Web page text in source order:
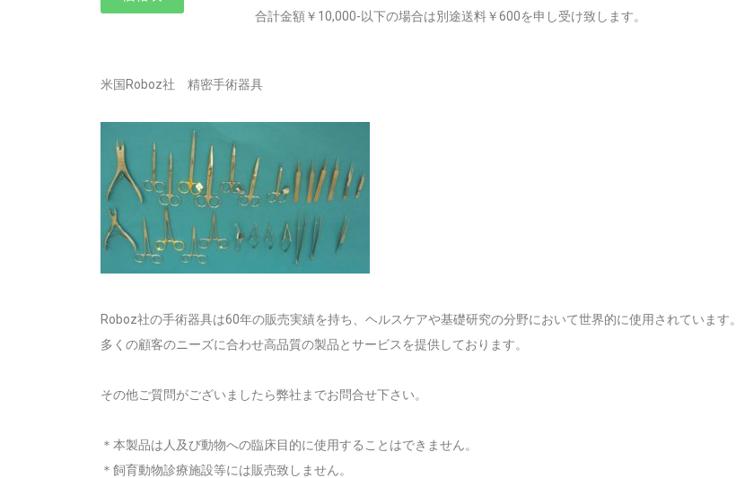
合計金額￥10,000-以下の場合は別途送料￥600を申し受け致します。
米国Roboz社 精密手術器具
Roboz社の手術器具は60年の販売実績を持ち、ヘルスケアや基礎研究の分野において世界的に使用されています。
多くの顧客のニーズに合わせ高品質の製品とサービスを提供しております。
その他ご質問がございましたら弊社までお問合せ下さい。
＊本製品は人及び動物への臨床目的に使用することはできません。
＊飼育動物診療施設等には販売致しません。